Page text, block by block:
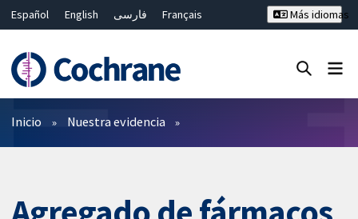
Español English فارسی
Français
Bahasa Malaysia
ไทย 繁體中文
Más idiomas
Filtros
Inicio Nuestra evidencia